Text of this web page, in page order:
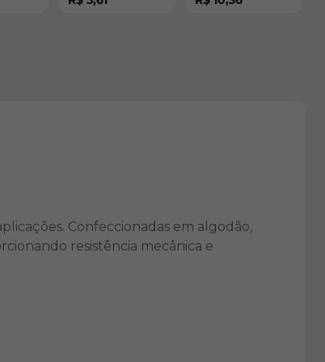
Confeccionadas em algodão,
resistência mecânica e